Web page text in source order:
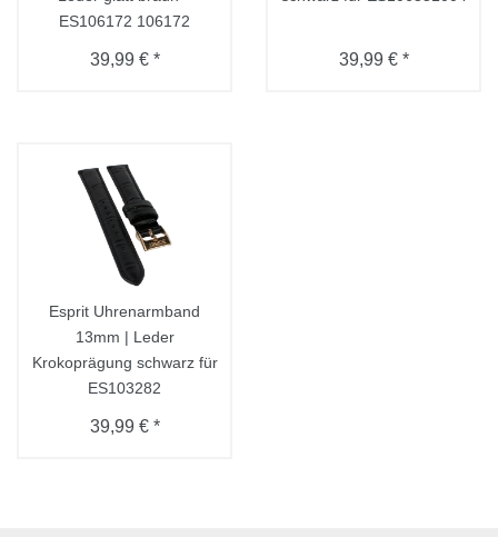
ES106172 106172
39,99 € * 39,99 € *
Esprit Uhrenarmband
13mm | Leder
Krokoprägung schwarz für
ES103282
39,99 € *